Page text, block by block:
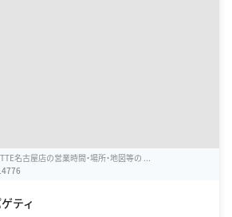
名古屋店の営業時間・場所・地図等の ...
ティ